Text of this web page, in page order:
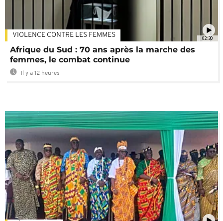
02:30
VIOLENCE CONTRE LES FEMMES
Afrique du Sud : 70 ans après la marche des
femmes, le combat continue
Il y a 12 heures